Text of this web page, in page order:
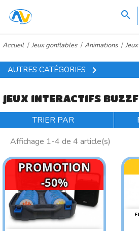

Accueil Jeux gonflables Animations
AUTRES CATÉGORIES 
JEUX INTERACTIFS
TRIER PAR
Affichage 1-4 de 4 article(s)
PROMOTION
-50%